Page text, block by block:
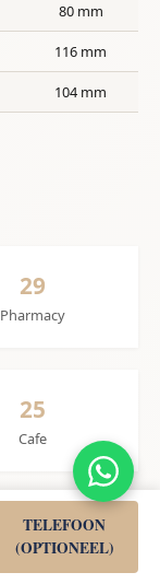
80 mm
116 mm
104 mm
29
Pharmacy
25
Cafe
TELEFOON
(OPTIONEEL)